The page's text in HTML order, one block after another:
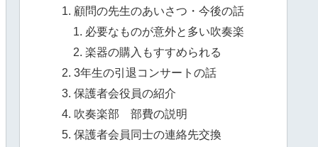
顧問の先生のあいさつ・今後の話
必要なものが意外と多い吹奏楽
楽器の購入もすすめられる
3年生の引退コンサートの話
保護者会役員の紹介
吹奏楽部 部費の説明
保護者会員同士の連絡先交換